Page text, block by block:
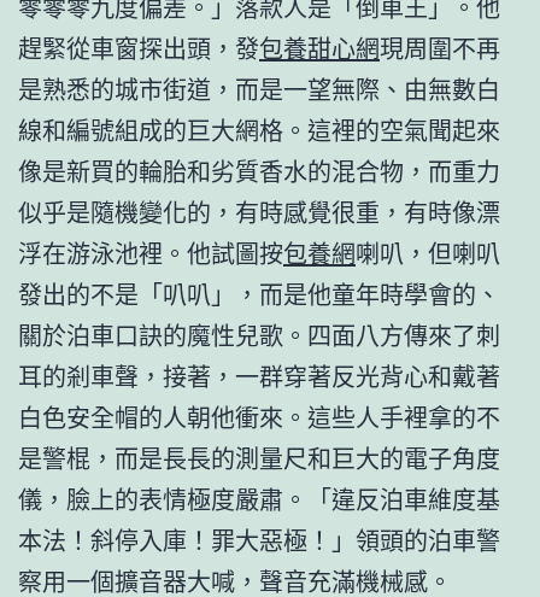
趕緊從車窗探出頭，發包養甜心網現周圍不再
是熟悉的城市街道，而是一望無際、由無數白
線和編號組成的巨大網格。這裡的空氣聞起來
像是新買的輪胎和劣質香水的混合物，而重力
似乎是隨機變化的，有時感覺很重，有時像漂
浮在游泳池裡。他試圖按包養網喇叭，但喇叭
發出的不是「叭叭」，而是他童年時學會的、
關於泊車口訣的魔性兒歌。四面八方傳來了刺
耳的剎車聲，接著，一群穿著反光背心和戴著
白色安全帽的人朝他衝來。這些人手裡拿的不
是警棍，而是長長的測量尺和巨大的電子角度
儀，臉上的表情極度嚴肅。「違反泊車維度基
本法！斜停入庫！罪大惡極！」領頭的泊車警
察用一個擴音器大喊，聲音充滿機械感。